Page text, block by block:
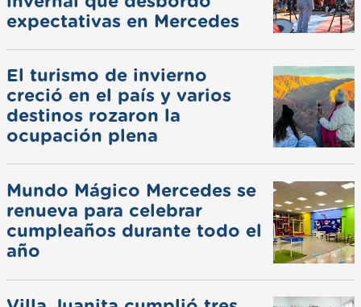
expectativas en Mercedes
El turismo de invierno
creció en el país y varios
destinos rozaron la
ocupación plena
Mundo Mágico Mercedes se
renueva para celebrar
cumpleaños durante todo el
año